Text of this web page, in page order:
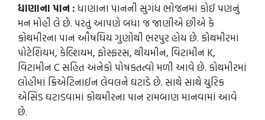
ધાણાના પાન : ધાણાના પાનની સુગંધ ભોજનમાં કોઈ પણનું
મન મોહી લે છે. પરંતુ આપણે બધા જ જાણીએ છીએ કે
કોથમીરના પાન ઔષધિય ગુણોથી ભરપુર હોય છે. કોથમીરમાં
પોટેશિયમ, કેલ્શિયમ, ફોસ્ફરસ, થીયમીન, વિટામીન K,
વિટામીન C સહિત અનેકો પોષકતત્વો મળી આવે છે. કોથમીરમાં
લોહીમાં ક્રિએટિનાઈન લેવલને ઘટાડે છે. સાથે સાથે યુરિક
એસિડ ઘટાડવામાં કોથમીરના પાન રામબાણ માનવામાં આવે
છે.